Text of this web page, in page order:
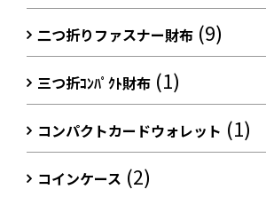
二つ折りファスナー財布 (9)
三つ折ｺﾝﾊﾟｸﾄ財布 (1)
コンパクトカードウォレット (1)
コインケース (2)